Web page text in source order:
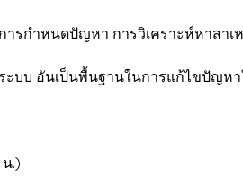
หนดปัญหา การวิเคราะห์หาสาเห
อันเป็นพื้นฐานในการแก้ไขปัญหา
.)